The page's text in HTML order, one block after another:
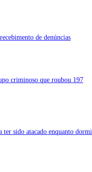
de denúncias
criminoso que roubou 197
sido atacado enquanto